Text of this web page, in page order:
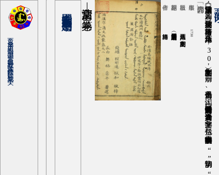
清文启蒙|第二卷
清雍正八年 宏文阁刻本 1730